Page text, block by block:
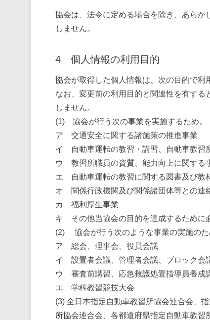
協会は、法令に定める場合を除き、あら
しません。
4 個人情報の利用目的
協会が取得した個人情報は、次の目的で利
なお、変更前の利用目的と関連性を有す
しません。
(1) 協会が行う次の事業を実施するため。
ア 交通安全に関する諸施策の推進事業
イ 自動車運転の教習・講習、自動車教習
ウ 教習所職員の資質、能力向上に関する
エ 自動車運転の教習に関する図書及び教
オ 関係行政機関及び関係諸団体等との連
カ 福利厚生事業
キ その他当協会の目的を達成するために
(2) 協会が行う次のような事業の実施のた
ア 総会、理事会、役員会議
イ 設置者会議、管理者会議、ブロック会
ウ 審査前講習、応急救護処置指導員養成
エ 学科教習競技大会
(3) 全日本指定自動車教習所協会連合会、
所協会連合会、各都道府県指定自動車教